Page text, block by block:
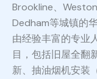
Brookline、
Dedham等城镇的
由经验丰富的专业
目，包括旧屋全翻
新、抽油烟机安装